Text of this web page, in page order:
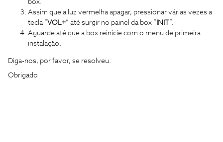
box.
Assim que a luz vermelha apagar, pressionar várias vezes a
tecla “VOL+” até surgir no painel da box “ INIT ”.
Aguarde até que a box reinicie com o menu de primeira
instalação.
Diga-nos, por favor, se resolveu.
Obrigado